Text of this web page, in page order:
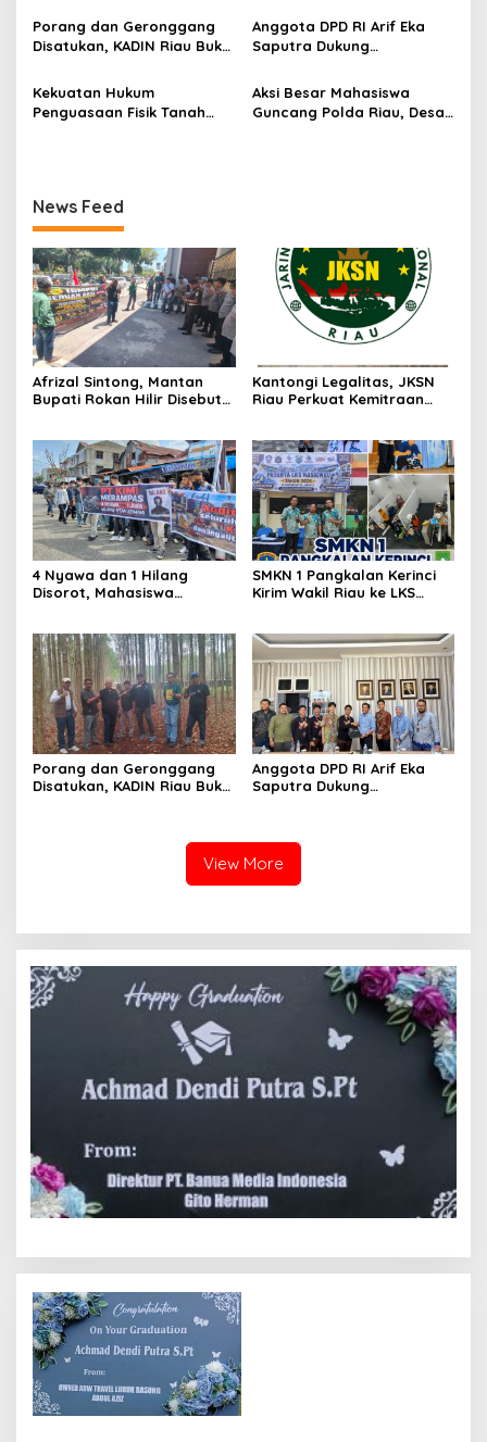
s
Pelindo
Porang dan Geronggang
Disatukan, KADIN Riau Buka
Bengkalis
Anggota DPD RI Arif Eka
Saputra Dukung
Pekanbaru Youth
Kekuatan Hukum
Penguasaan Fisik Tanah
Aksi Besar Mahasiswa
Guncang Polda Riau, Desak
News Feed
Afrizal Sintong, Mantan
Bupati Rokan Hilir Disebut
Desak Usut Dividen Rp331,7
Miliar
Kantongi Legalitas, JKSN
Riau Perkuat Kemitraan
4 Nyawa dan 1 Hilang
Disorot, Mahasiswa
SMKN 1 Pangkalan Kerinci
Kirim Wakil Riau ke LKS
Porang dan Geronggang
Disatukan, KADIN Riau Buka
Anggota DPD RI Arif Eka
Saputra Dukung
View More